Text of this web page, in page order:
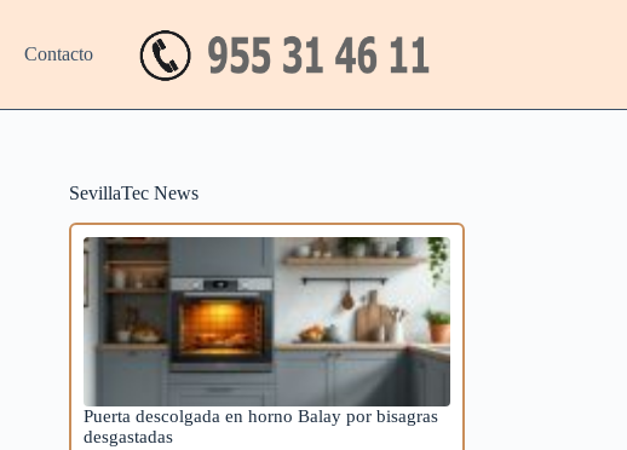
Contacto
SevillaTec News
Puerta descolgada en horno Balay por bisagras
desgastadas